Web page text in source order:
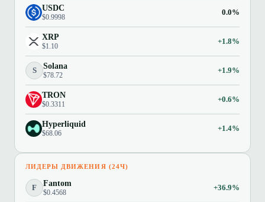
USDC
$0.9998
0.0%
XRP
$1.10
+1.8%
S Solana
$78.72
+1.9%
TRON
$0.3311
+0.6%
Hyperliquid
$68.06
+1.4%
ЛИДЕРЫ ДВИЖЕНИЯ (24Ч)
F Fantom
$0.4568
+36.9%